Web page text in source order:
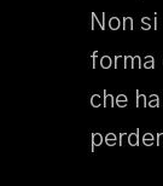
Non
forma
che